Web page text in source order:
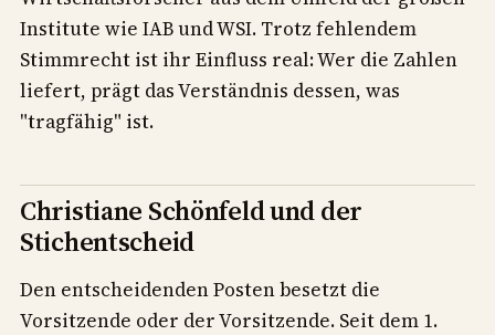
Institute wie IAB und WSI. Trotz fehlendem
Stimmrecht ist ihr Einfluss real: Wer die Zahlen
liefert, prägt das Verständnis dessen, was
"tragfähig" ist.
Christiane Schönfeld und der
Stichentscheid
Den entscheidenden Posten besetzt die
Vorsitzende oder der Vorsitzende. Seit dem 1.